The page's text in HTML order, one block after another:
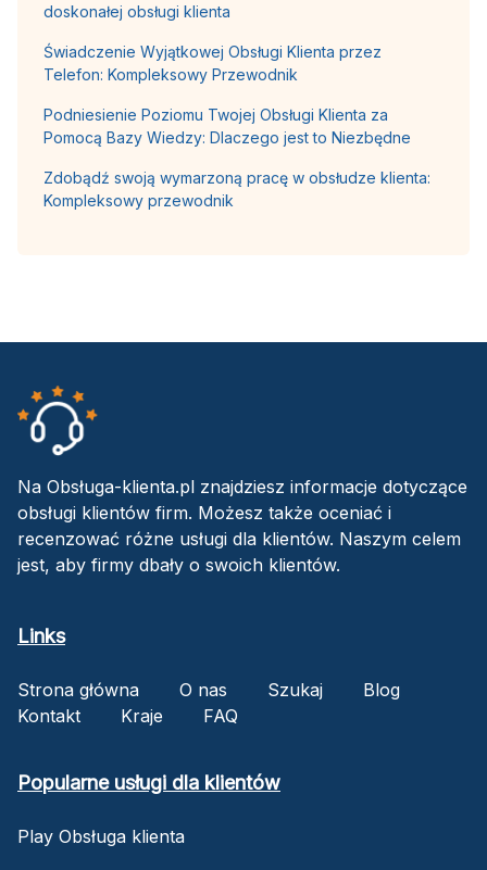
doskonałej obsługi klienta
Świadczenie Wyjątkowej Obsługi Klienta przez
Telefon: Kompleksowy Przewodnik
Podniesienie Poziomu Twojej Obsługi Klienta za
Pomocą Bazy Wiedzy: Dlaczego jest to Niezbędne
Zdobądź swoją wymarzoną pracę w obsłudze klienta:
Kompleksowy przewodnik
Na Obsługa-klienta.pl znajdziesz informacje dotyczące
obsługi klientów firm. Możesz także oceniać i
recenzować różne usługi dla klientów. Naszym celem
jest, aby firmy dbały o swoich klientów.
Links
Strona główna O nas Szukaj
Blog
Kontakt
Kraje FAQ
Popularne usługi dla klientów
Play Obsługa klienta